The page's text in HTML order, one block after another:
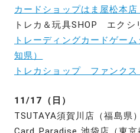
カードショップはま屋松本店
トレカ＆玩具SHOP エクシ
トレーディングカードゲー
知県）
トレカショップ ファンクス
11/17（日）
TSUTAYA須賀川店（福島県）